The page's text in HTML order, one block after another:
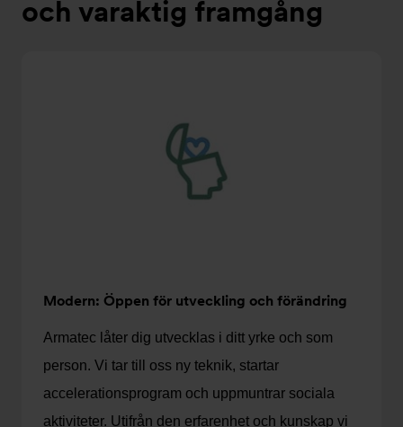
och varaktig framgång
Modern: Öppen för utveckling och förändring
Armatec låter dig utvecklas i ditt yrke och som
person. Vi tar till oss ny teknik, startar
accelerationsprogram och uppmuntrar sociala
aktiviteter. Utifrån den erfarenhet och kunskap vi